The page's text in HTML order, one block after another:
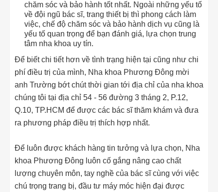
chăm sóc và bảo hành tốt nhất. Ngoài những yếu tố
về đội ngũ bác sĩ, trang thiết bị thì phong cách làm
việc, chế độ chăm sóc và bảo hành dịch vụ cũng là
yếu tố quan trọng để bạn đánh giá, lựa chọn trung
tâm nha khoa uy tín.
Để biết chi tiết hơn về tình trạng hiện tại cũng như chi
phí điều trị của mình, Nha khoa Phương Đông mời
anh Trường bớt chút thời gian tới địa chỉ của nha khoa
chúng tôi tại địa chỉ 54 - 56 đường 3 tháng 2, P.12,
Q.10, TP.HCM để được các bác sĩ thăm khám và đưa
ra phương pháp điều trị thích hợp nhất.
Để luôn được khách hàng tin tưởng và lựa chọn, Nha
khoa Phương Đông luôn cố gắng nâng cao chất
lượng chuyên môn, tay nghề của bác sĩ cùng với việc
chú trọng trang bị, đầu tư máy móc hiện đại được